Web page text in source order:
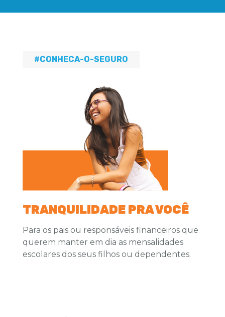
#CONHECA-O-SEGURO
TRANQUILIDADE PRA VOCÊ
Para os pais ou responsáveis financeiros que
querem manter em dia as mensalidades
escolares dos seus filhos ou dependentes.